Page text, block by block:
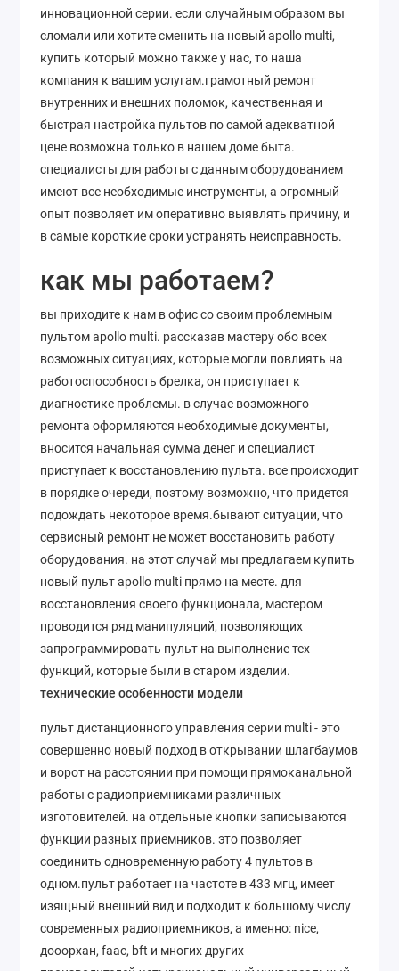
инновационной серии. если случайным образом вы
сломали или хотите сменить на новый apollo multi,
купить который можно также у нас, то наша
компания к вашим услугам.грамотный ремонт
внутренних и внешних поломок, качественная и
быстрая настройка пультов по самой адекватной
цене возможна только в нашем доме быта.
специалисты для работы с данным оборудованием
имеют все необходимые инструменты, а огромный
опыт позволяет им оперативно выявлять причину, и
в самые короткие сроки устранять неисправность.
как мы работаем?
вы приходите к нам в офис со своим проблемным
пультом apollo multi. рассказав мастеру обо всех
возможных ситуациях, которые могли повлиять на
работоспособность брелка, он приступает к
диагностике проблемы. в случае возможного
ремонта оформляются необходимые документы,
вносится начальная сумма денег и специалист
приступает к восстановлению пульта. все происходит
в порядке очереди, поэтому возможно, что придется
подождать некоторое время.бывают ситуации, что
сервисный ремонт не может восстановить работу
оборудования. на этот случай мы предлагаем купить
новый пульт apollo multi прямо на месте. для
восстановления своего функционала, мастером
проводится ряд манипуляций, позволяющих
запрограммировать пульт на выполнение тех
функций, которые были в старом изделии.
технические особенности модели
пульт дистанционного управления серии multi - это
совершенно новый подход в открывании шлагбаумов
и ворот на расстоянии при помощи прямоканальной
работы с радиоприемниками различных
изготовителей. на отдельные кнопки записываются
функции разных приемников. это позволяет
соединить одновременную работу 4 пультов в
одном.пульт работает на частоте в 433 мгц, имеет
изящный внешний вид и подходит к большому числу
современных радиоприемников, а именно: nice,
дооорхан, faac, bft и многих других